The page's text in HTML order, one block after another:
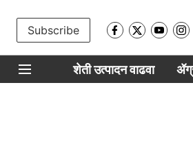
Subscribe
शेती उत्पादन वाढवा